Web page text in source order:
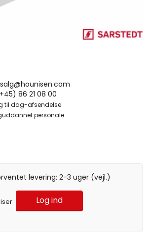
salg@hounisen.com
86 21 08 00
til dag-afsendelse
personale
levering: 2-3 uger (vejl.)
Log ind